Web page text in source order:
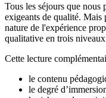
Tous les séjours que nous
exigeants de qualité. Mais
nature de l'expérience
qualitative en trois
Cette lecture
le contenu
le degré